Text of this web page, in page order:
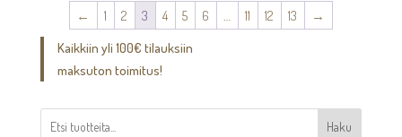
← 1 2 3 4 5 6 … 11 12 13
→
Kaikkiin yli 100€ tilauksiin
maksuton toimitus!
Haku